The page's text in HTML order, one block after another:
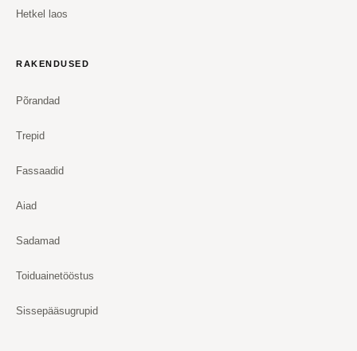
Hetkel laos
RAKENDUSED
Põrandad
Trepid
Fassaadid
Aiad
Sadamad
Toiduainetööstus
Sissepääsugrupid